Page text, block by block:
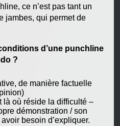
ce n’est pas tant un
jambes, qui permet de
d’une punchline
?
de manière factuelle
là où réside la difficulté –
démonstration / son
besoin d’expliquer.